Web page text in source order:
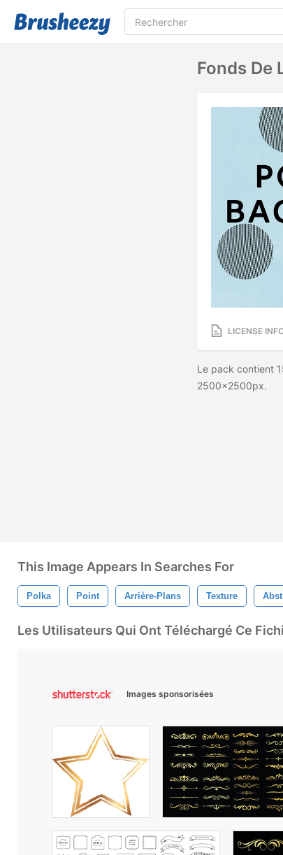
Fonds De
LICENSE
Le pack contient
2500x2500px.
This Image Appears In Searches For
Polka Point Arrière-Plans Texture
Les Utilisateurs Qui Ont Téléchargé Ce
Images sponsorisées